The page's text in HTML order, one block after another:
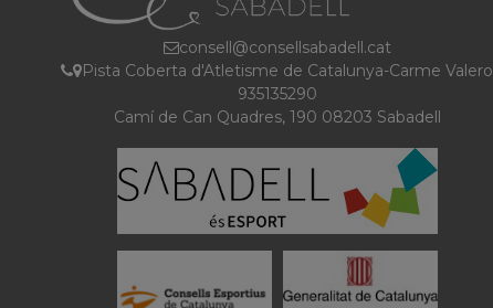
consell@consellsabadell.cat
Pista Coberta d'Atletisme de Catalunya-Carme Valero
935135290
Camí de Can Quadres, 190 08203 Sabadell